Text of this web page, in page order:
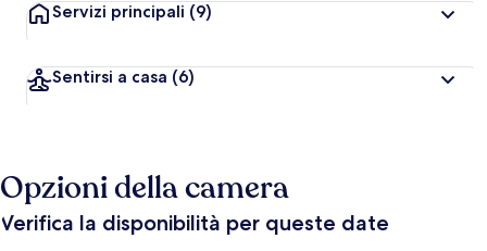
Servizi principali (9)
Sentirsi a casa (6)
Opzioni della camera
Verifica la disponibilità per queste date